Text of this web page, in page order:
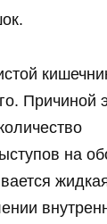
Причиной
на